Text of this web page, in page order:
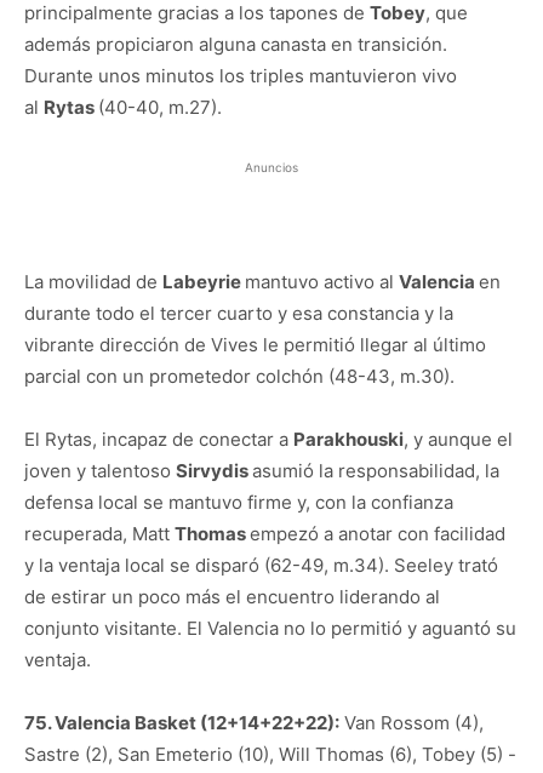
principalmente gracias a los tapones de Tobey, que
además propiciaron alguna canasta en transición.
Durante unos minutos los triples mantuvieron vivo
al Rytas (40-40, m.27).
Anuncios
La movilidad de Labeyrie mantuvo activo al Valencia en
durante todo el tercer cuarto y esa constancia y la
vibrante dirección de Vives le permitió llegar al último
parcial con un prometedor colchón (48-43, m.30).
El Rytas, incapaz de conectar a Parakhouski, y aunque el
joven y talentoso Sirvydisasumió la responsabilidad, la
defensa local se mantuvo firme y, con la confianza
recuperada, Matt Thomasempezó a anotar con facilidad
y la ventaja local se disparó (62-49, m.34). Seeley trató
de estirar un poco más el encuentro liderando al
conjunto visitante. El Valencia no lo permitió y aguantó su
ventaja.
75. Valencia Basket (12+14+22+22): Van Rossom (4),
Sastre (2), San Emeterio (10), Will Thomas (6), Tobey (5) -